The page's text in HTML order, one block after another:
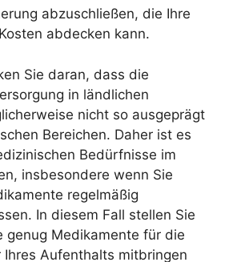
abzuschließen, die Ihre
abdecken kann.
Sie daran, dass die
in ländlichen
nicht so ausgeprägt
Bereichen. Daher ist es
Bedürfnisse im
insbesondere wenn Sie
regelmäßig
In diesem Fall stellen Sie
genug Medikamente für die
Ihres Aufenthalts mitbringen